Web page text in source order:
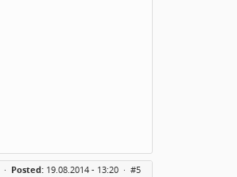
· Posted: 19.08.2014 - 13:20 · #5